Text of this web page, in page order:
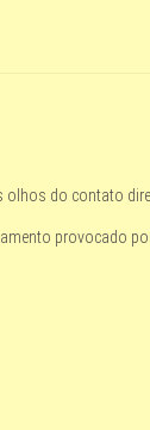
olhos do contato
provocado